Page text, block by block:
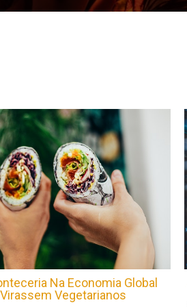
Na Economia Global
Vegetarianos